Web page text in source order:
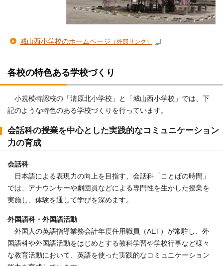
城山西小学校のホームページ （外部リンク）
各校の特色ある学校づくり
小規模特認校の「清原北小学校」と「城山西小学校」では、下
記のような特色のある学校づくりを行っています。
会話科の授業を中心とした実践的なコミュニケーション
力の育成
会話科
日本語による表現力の向上を目指す、会話科「ことばの時間」
では、アナウンサーや劇団員などによる専門性を生かした授業を
実施し、体験を通して学びを深めます。
外国語科・外国語活動
外国人の英語指導業務会計年度任用職員（AET）が常駐し、外
国語科や外国語活動をはじめとする教科学習や学校行事など様々
な教育活動において、英語を使った実践的なコミュニケーション